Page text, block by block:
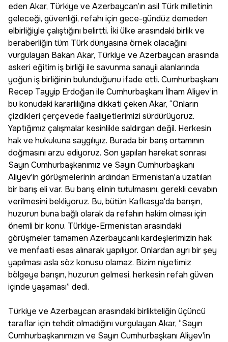
eden Akar, Türkiye ve Azerbaycan’ın asil Türk milletinin
geleceği, güvenliği, refahı için gece-gündüz demeden
elbirliğiyle çalıştığını belirtti. İki ülke arasındaki birlik ve
beraberliğin tüm Türk dünyasına örnek olacağını
vurgulayan Bakan Akar, Türkiye ve Azerbaycan arasında
askeri eğitim iş birliği ile savunma sanayii alanlarında
yoğun iş birliğinin bulunduğunu ifade etti. Cumhurbaşkanı
Recep Tayyip Erdoğan ile Cumhurbaşkanı İlham Aliyev’in
bu konudaki kararlılığına dikkati çeken Akar, “Onların
çizdikleri çerçevede faaliyetlerimizi sürdürüyoruz.
Yaptığımız çalışmalar kesinlikle saldırgan değil. Herkesin
hak ve hukukuna saygılıyız. Burada bir barış ortamının
doğmasını arzu ediyoruz. Son yapılan harekat sonrası
Sayın Cumhurbaşkanımız ve Sayın Cumhurbaşkanı
Aliyev'in görüşmelerinin ardından Ermenistan'a uzatılan
bir barış eli var. Bu barış elinin tutulmasını, gerekli cevabın
verilmesini bekliyoruz. Bu, bütün Kafkasya'da barışın,
huzurun buna bağlı olarak da refahın hakim olması için
önemli bir konu. Türkiye-Ermenistan arasındaki
görüşmeler tamamen Azerbaycanlı kardeşlerimizin hak
ve menfaati esas alınarak yapılıyor. Onlardan ayrı bir şey
yapılması asla söz konusu olamaz. Bizim niyetimiz
bölgeye barışın, huzurun gelmesi, herkesin refah güven
içinde yaşaması” dedi.
Türkiye ve Azerbaycan arasındaki birlikteliğin üçüncü
taraflar için tehdit olmadığını vurgulayan Akar, “Sayın
Cumhurbaşkanımızın ve Sayın Cumhurbaşkanı Aliyev'in